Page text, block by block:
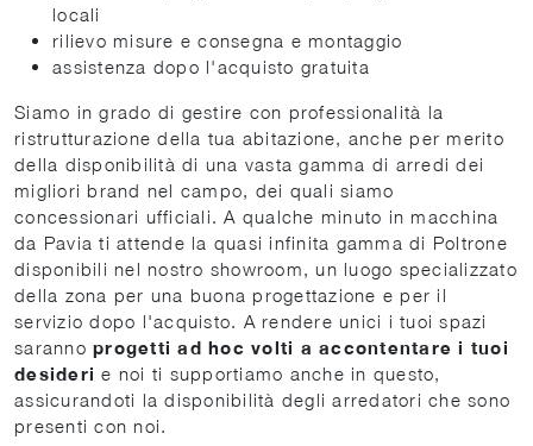
locali
rilievo misure e consegna e montaggio
assistenza dopo l'acquisto gratuita
Siamo in grado di gestire con professionalità la
ristrutturazione della tua abitazione, anche per merito
della disponibilità di una vasta gamma di arredi dei
migliori brand nel campo, dei quali siamo
concessionari ufficiali. A qualche minuto in macchina
da Pavia ti attende la quasi infinita gamma di Poltrone
disponibili nel nostro showroom, un luogo specializzato
della zona per una buona progettazione e per il
servizio dopo l'acquisto. A rendere unici i tuoi spazi
saranno progetti ad hoc volti a accontentare i tuoi
desideri e noi ti supportiamo anche in questo,
assicurandoti la disponibilità degli arredatori che sono
presenti con noi.